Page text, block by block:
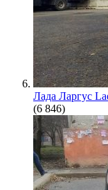
Лада Ларгус
(6 846)